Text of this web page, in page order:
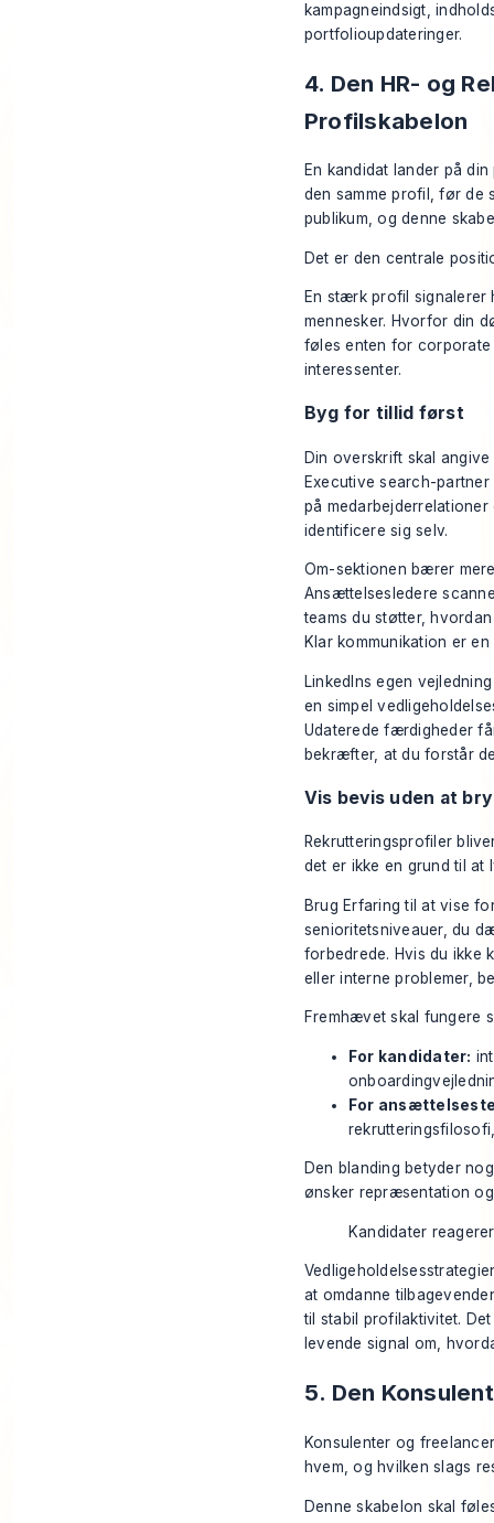
kampagneindsigt,
portfolioupdateringer.
4. Den HR- og
Profilskabelon
En kandidat lander på
den samme profil, før de
publikum, og denne
Det er den centrale
En stærk profil signalerer
mennesker. Hvorfor din
føles enten for
interessenter.
Byg for tillid først
Din overskrift skal
Executive search-
på
identificere sig selv.
Om-sektionen bærer
Ansættelsesledere
teams du støtter,
Klar kommunikation er
LinkedIns egen
en simpel
Udaterede færdigheder
bekræfter, at du forstår
Vis bevis uden at
Rekrutteringsprofiler
det er ikke en grund til at
Brug Erfaring til at vise
senioritetsniveauer, du
forbedrede. Hvis du ikke
eller interne problemer,
Fremhævet skal fungere
For kandidater:
For
Den blanding betyder
ønsker repræsentation
Kandidater
at omdanne
til stabil profilaktivitet.
levende signal om,
5. Den
Konsulenter og
hvem, og hvilken slags
Denne skabelon skal